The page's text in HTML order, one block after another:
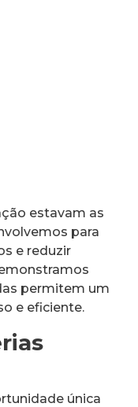
estavam as
para
e reduzir
permitem um
e eficiente.
única